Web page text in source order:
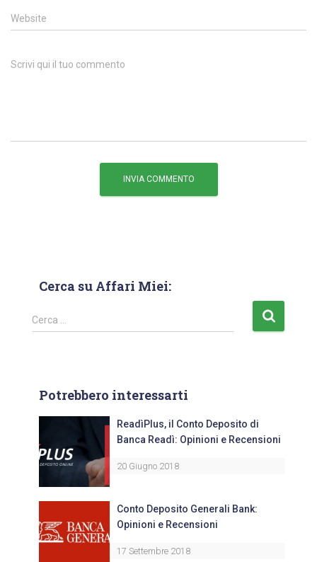
Website
Scrivi qui il tuo commento
Cerca su Affari Miei:
Cerca …
Potrebbero interessarti
ReadìPlus, il Conto Deposito di
Banca Readì: Opinioni e Recensioni
20 Giugno 2018
Conto Deposito Generali Bank:
Opinioni e Recensioni
17 Settembre 2018